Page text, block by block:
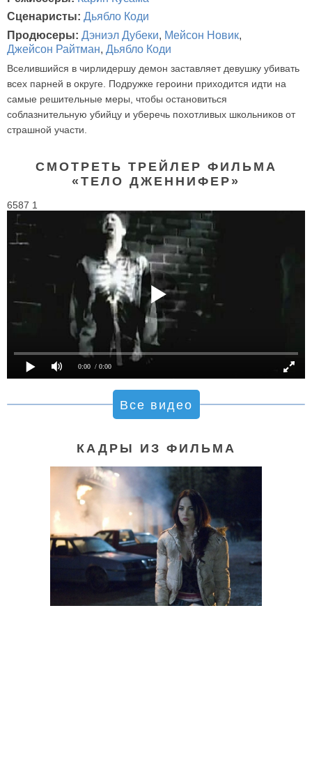
Сценаристы: Дьябло Коди
Продюсеры: Дэниэл Дубеки, Мейсон Новик,
Джейсон Райтман, Дьябло Коди
Вселившийся в чирлидершу демон заставляет девушку убивать
всех парней в округе. Подружке героини приходится идти на
самые решительные меры, чтобы остановиться
соблазнительную убийцу и уберечь похотливых школьников от
страшной участи.
СМОТРЕТЬ ТРЕЙЛЕР ФИЛЬМА
«ТЕЛО ДЖЕННИФЕР»
6587 1
0:00 / 0:00
Все видео
КАДРЫ ИЗ ФИЛЬМА